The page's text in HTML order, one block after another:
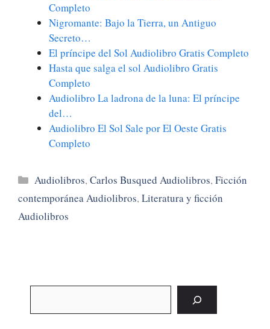
Completo
Nigromante: Bajo la Tierra, un Antiguo
Secreto…
El príncipe del Sol Audiolibro Gratis Completo
Hasta que salga el sol Audiolibro Gratis
Completo
Audiolibro La ladrona de la luna: El príncipe
del…
Audiolibro El Sol Sale por El Oeste Gratis
Completo
Categorías
Audiolibros,Carlos Busqued Audiolibros,Ficción
contemporánea Audiolibros,Literatura y ficción
Audiolibros